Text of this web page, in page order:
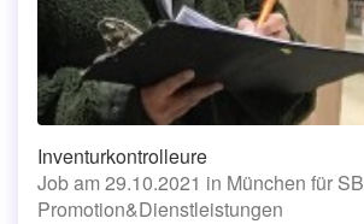
Inventurkontrolleure
Job am 29.10.2021 in München für SB
Promotion&Dienstleistungen